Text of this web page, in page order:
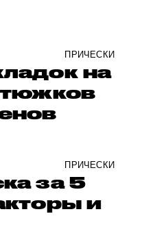
ПРИЧЕСКИ
на
ПРИЧЕСКИ
за 5
и